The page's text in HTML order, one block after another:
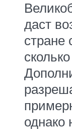
даст
стране
однако